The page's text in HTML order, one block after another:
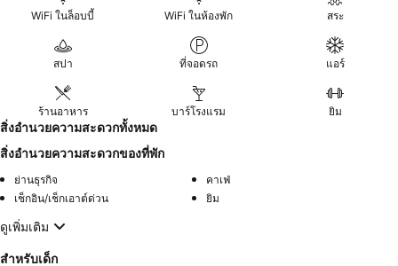
WiFi ในล็อบบี้ WiFi ในห้องพัก สระ
สปา ที่จอดรถ แอร์
ร้านอาหาร บาร์โรงแรม ยิม
สิ่งอำนวยความสะดวกทั้งหมด
สิ่งอำนวยความสะดวกของที่พัก
ย่านธุรกิจ
คาเฟ่
เช็กอิน/เช็กเอาต์ด่วน
ยิม
ดูเพิ่มเติม
สำหรับเด็ก